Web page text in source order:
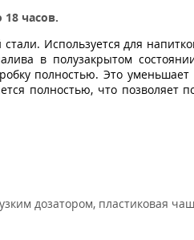
18 часов.
Используется для
в полузакрытом
полностью. Это
полностью, что позволяет
дозатором, пластиковая